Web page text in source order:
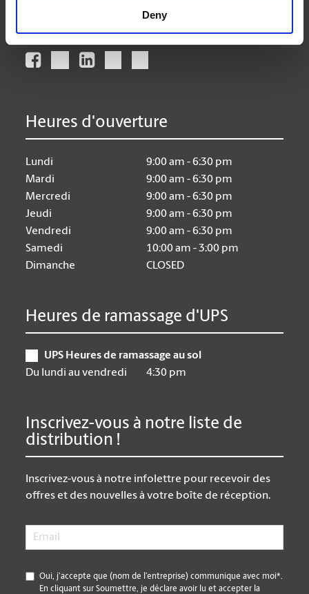
Deny
Heures d'ouverture
Lundi
9:00 am - 6:30 pm
Mardi
9:00 am - 6:30 pm
Mercredi
9:00 am - 6:30 pm
Jeudi
9:00 am - 6:30 pm
Vendredi
9:00 am - 6:30 pm
Samedi
10:00 am - 3:00 pm
Dimanche
CLOSED
Heures de ramassage d'UPS
UPS Heures de ramassage au sol
Du lundi au vendredi
4:30 pm
Inscrivez-vous à notre liste de
distribution !
Inscrivez-vous à notre infolettre pour recevoir des
offres et des nouvelles à votre boîte de réception.
Email
*
Oui, j’accepte que (nom de l’entreprise) communique avec moi*.
En cliquant sur Soumettre, je déclare avoir lu et accepter la